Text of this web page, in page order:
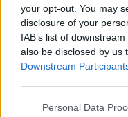
your opt-out. You may
disclosure of your
IAB’s list of
also be disclosed by us
Downstream
Personal Data
Unicredit απέκτησε
μία από τις
εξαγόρασε το
ευρωπαϊκούς
πρωταθλητές. Αυτή
προέκταση, τόσο της
Draghi. Και ασφαλώς